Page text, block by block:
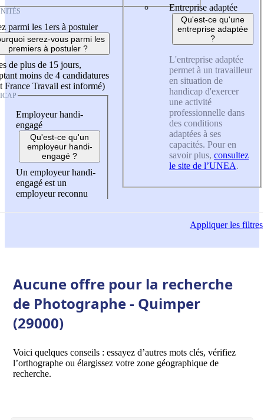
parmi les 1ers à postuler
serez-vous parmi les
premiers à postuler ?
de plus de 15 jours,
moins de 4 candidatures
France Travail est informé)
Employeur handi-
engagé
Qu'est-ce qu'un
employeur handi-
engagé ?
Un employeur handi-
engagé est un
employeur reconnu
Entreprise adaptée
Qu'est-ce qu'une
entreprise adaptée
?
L'entreprise adaptée
permet à un travailleur
en situation de
handicap d'exercer
une activité
professionnelle dans
des conditions
adaptées à ses
capacités. Pour en
savoir plus, consultez
le site de l’UNEA.
Appliquerles filtres
Aucune offre pour la recherche
de Photographe - Quimper
(29000)
Voici quelques conseils : essayez d’autres mots clés, vérifiez
l’orthographe ou élargissez votre zone géographique de
recherche.